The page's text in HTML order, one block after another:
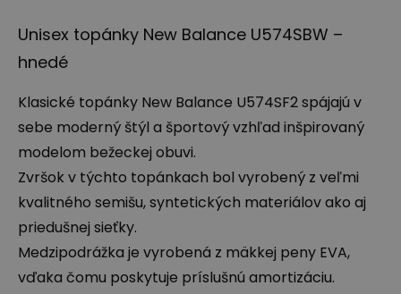
Unisex topánky New Balance U574SBW –
hnedé
Klasické topánky New Balance U574SF2 spájajú v
sebe moderný štýl a športový vzhľad inšpirovaný
modelom bežeckej obuvi.
Zvršok v týchto topánkach bol vyrobený z veľmi
kvalitného semišu, syntetických materiálov ako aj
priedušnej sieťky.
Medzipodrážka je vyrobená z mäkkej peny EVA,
vďaka čomu poskytuje príslušnú amortizáciu.